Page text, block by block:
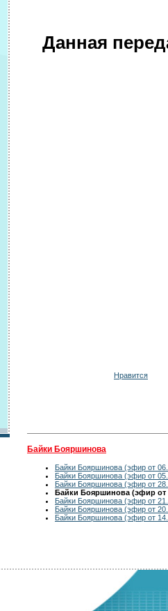
Данная
Нравится
Байки Бояршинова
Байки Бояршинова (эфир от
Байки Бояршинова (эфир от
Байки Бояршинова (эфир от
Байки Бояршинова (эфир от
Байки Бояршинова (эфир от
Байки Бояршинова (эфир от
Байки Бояршинова (эфир от